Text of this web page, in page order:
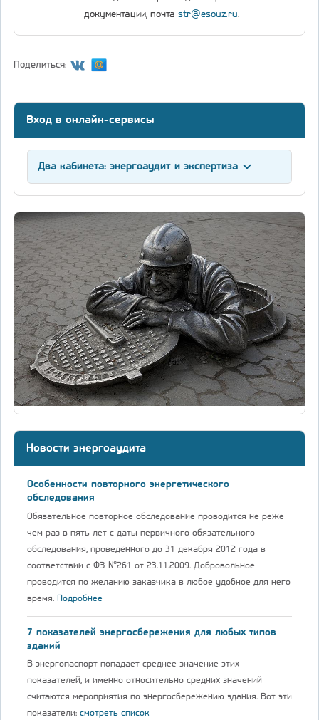
документации, почта str@esouz.ru.
Поделиться:
Вход в онлайн-сервисы
Два кабинета: энергоаудит и экспертиза
Новости энергоаудита
Особенности повторного энергетического
обследования
Обязательное повторное обследование проводится не реже
чем раз в пять лет с даты первичного обязательного
обследования, проведённого до 31 декабря 2012 года в
соответствии с ФЗ №261 от 23.11.2009. Добровольное
проводится по желанию заказчика в любое удобное для него
время. Подробнее
7 показателей энергосбережения для любых типов
зданий
В энергопаспорт попадает среднее значение этих
показателей, и именно относительно средних значений
считаются мероприятия по энергосбережению здания. Вот эти
показатели: смотреть список